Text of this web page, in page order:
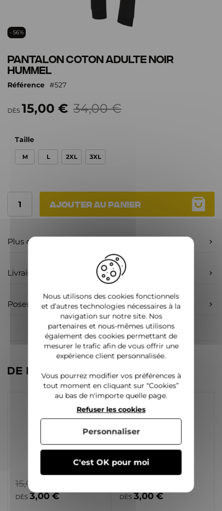
Passer
de
la
Galerie
- 56%
Pantalon coton Adulte noir
Hummel
Référence 527
DÈS 15,00 € 34,00 €
Taille
M L 2XL 3XL
Ajouter au panier
Plus d'infos
Livraison
Poser une question
DE LA MÊME CATÉGORIE
DÈS 3,00 €
15,00 €
DÈS 3,00 €
Nous utilisons des cookies fonctionnels
et d’autres technologies nécessaires à la
navigation sur notre site. Nos
partenaires et nous-mêmes utilisons
également des cookies permettant de
mesurer le trafic afin de vous offrir une
expérience client personnalisée.
Vous pourrez modifier vos préférences à
tout moment en cliquant sur “Cookies”
au bas de n'importe quelle page.
C'est OK pour moi
Refuser les cookies
Personnaliser